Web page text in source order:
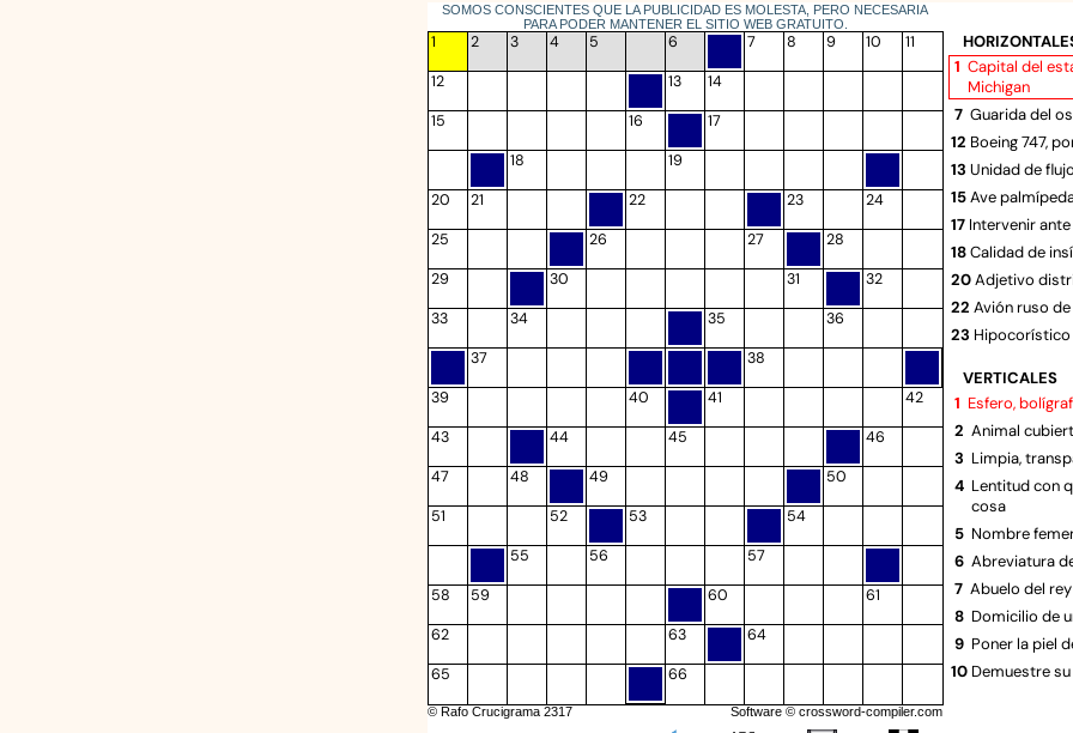
SOMOS CONSCIENTES QUE LA PUBLICIDAD ES MOLESTA, PERO NECESARIA
PARA PODER MANTENER EL SITIO WEB GRATUITO.
1Capital del
Michigan
7Guarida del
12 Boeing 747,
13Unidad de
15Ave
17 Intervenir
18Calidad de
20Adjetivo
22Avión ruso
23 Hipocorístico
26Equino rayado
Mujer
Booz
29Dominio de
Rusia
30Cotejada una
32Letras
33Falto de
35Steve ...., el
37Unidad de
38Isla del sur de
39Asientos sin
VERTICALES
1 Esfero,
2Animal
3 Limpia,
4 Lentitud con
cosa
5 Nombre
6Abreviatura
7Abuelo del
8 Domicilio de
9 Poner la piel
10 Demuestre
1 2 3 4 5 6 7 8 9 10 11
12 13 14
15 16 17
18 19
20 21 22 23 24
25 26 27 28
29 30 31 32
33 34 35 36
37 38
39 40 41 42
43 44 45 46
47 48 49 50
51 52 53 54
55 56 57
58 59 60 61
62 63 64
65 66
© Rafo Crucigrama 2317 Software ©crossword-compiler.com